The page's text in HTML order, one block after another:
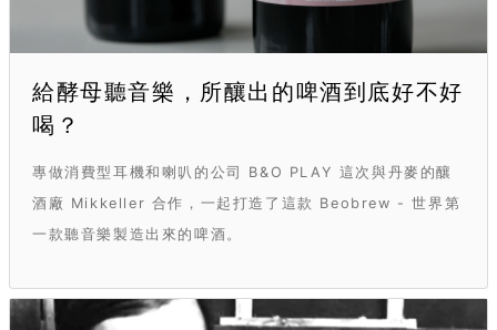
給酵母聽音樂，所釀出的啤酒到底好不好
喝？
專做消費型耳機和喇叭的公司 B&O PLAY 這次與丹麥的釀
酒廠 Mikkeller 合作，一起打造了這款 Beobrew - 世界第
一款聽音樂製造出來的啤酒。